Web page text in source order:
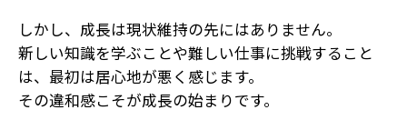
しかし、成長は現状維持の先にはありません。
新しい知識を学ぶことや難しい仕事に挑戦すること
は、最初は居心地が悪く感じます。
その違和感こそが成長の始まりです。